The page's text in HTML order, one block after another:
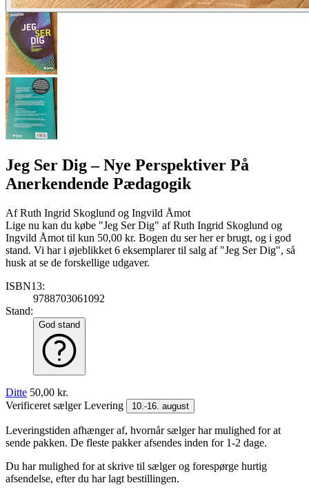
Jeg Ser Dig– Nye Perspektiver På
Anerkendende Pædagogik
AfRuth Ingrid Skoglund og Ingvild Åmot
Lige nu kan du købe "Jeg Ser Dig" af Ruth Ingrid Skoglund og
Ingvild Åmot til kun 50,00 kr. Bogen du ser her er brugt, og i god
stand. Vi har i øjeblikket 6 eksemplarer til salg af "Jeg Ser Dig", så
husk at se de forskellige udgaver.
ISBN13:
9788703061092
Stand:
God stand
Ditte 50,00 kr.
Verificeret sælgerLevering 10.-16. august
Leveringstiden afhænger af, hvornår sælger har mulighed for at
sende pakken. De fleste pakker afsendes inden for 1-2 dage.
Du har mulighed for at skrive til sælger og forespørge hurtig
afsendelse, efter du har lagt bestillingen.